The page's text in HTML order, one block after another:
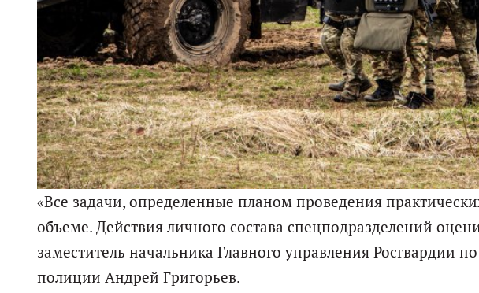
«Все задачи, определенные планом проведения
объеме. Действия личного состава спецподразделений
заместитель начальника Главного управления Росгвардии
полиции Андрей Григорьев.